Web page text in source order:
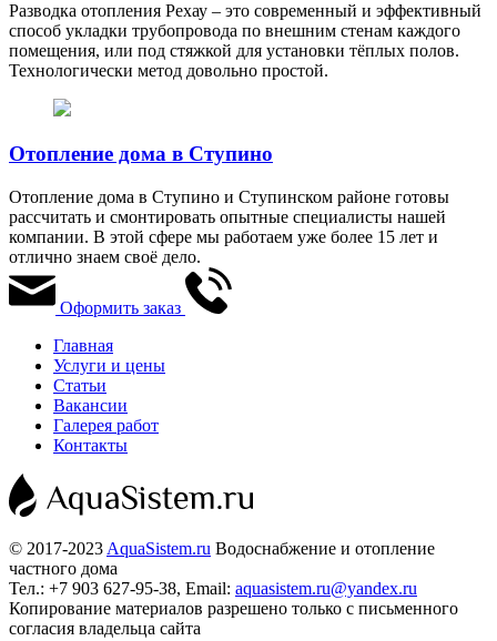
Разводка отопления Рехау – это современный и эффективный
способ укладки трубопровода по внешним стенам каждого
помещения, или под стяжкой для установки тёплых полов.
Технологически метод довольно простой.
Отопление дома в Ступино
Отопление дома в Ступино и Ступинском районе готовы
рассчитать и смонтировать опытные специалисты нашей
компании. В этой сфере мы работаем уже более 15 лет и
отлично знаем своё дело.
Оформить заказ
Главная
Услуги и цены
Статьи
Вакансии
Галерея работ
Контакты
© 2017-2023 AquaSistem.ru Водоснабжение и отопление
частного дома
Тел.: +7 903 627-95-38, Email: aquasistem.ru@yandex.ru
Копирование материалов разрешено только с письменного
согласия владельца сайта